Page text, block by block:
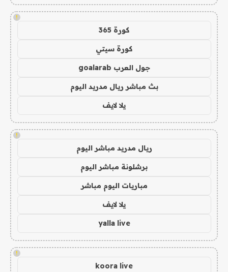
!
كورة 365
كورة سيتي
جول العرب goalarab
بث مباشر ريال مدريد اليوم
يلا لايف
!
ريال مدريد مباشر اليوم
برشلونة مباشر اليوم
مباريات اليوم مباشر
يلا لايف
yalla live
!
koora live